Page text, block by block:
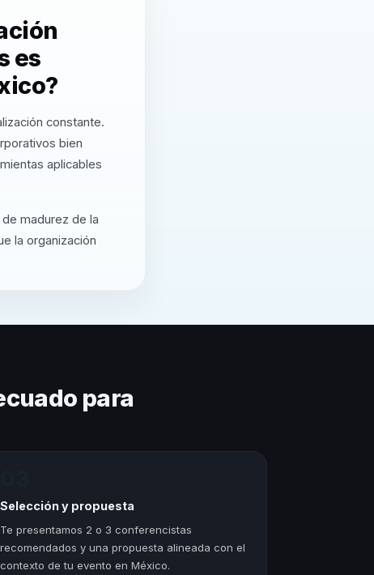
es
constante.
bien
aplicables
madurez de la
la organización
para
Selección y propuesta
Te presentamos 2 o 3 conferencistas
recomendados y una propuesta alineada con el
contexto de tu evento en México.